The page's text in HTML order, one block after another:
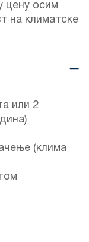
цену осим
на климатске
или 2
(клима